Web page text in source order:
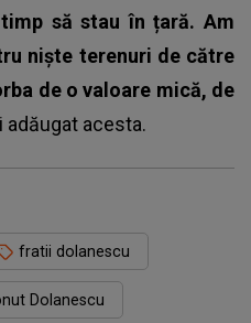
să stau în țară. Am
niște terenuri de către
de o valoare mică, de
adăugat acesta.
fratii dolanescu
Dolanescu